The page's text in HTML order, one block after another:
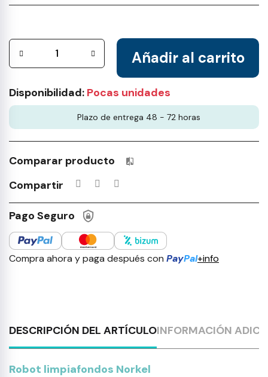
Añadir al carrito
Disponibilidad: Pocas unidades
Plazo de entrega 48 - 72 horas
Comparar producto Productos incluidos en tu lista
Compartir
Pago Seguro
Compra ahora y paga después con PayPal+info
DESCRIPCIÓN DEL ARTÍCULOINFORMACIÓN
Robot limpiafondos Norkel